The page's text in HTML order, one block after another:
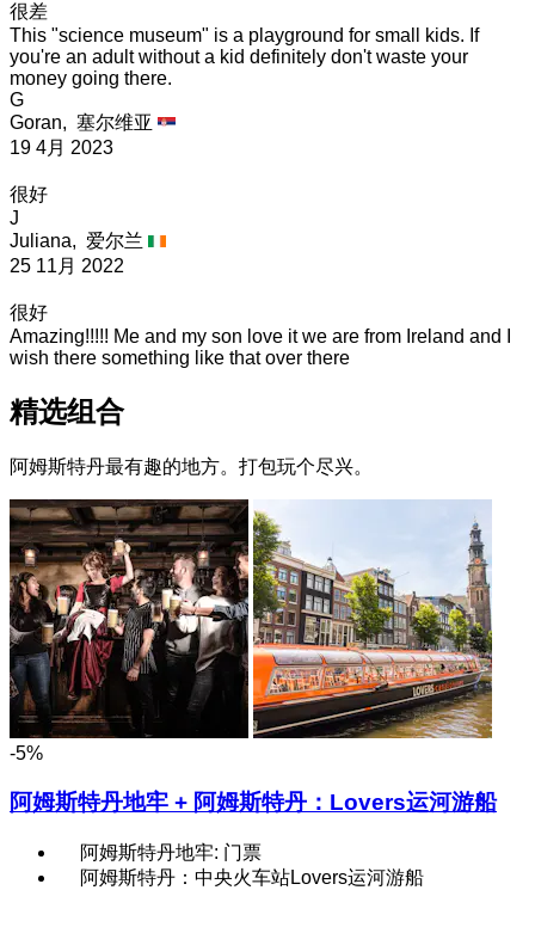
很差
This "science museum" is a playground for small kids. If
you're an adult without a kid definitely don't waste your
money going there.
G
Goran, 塞尔维亚
19 4月 2023
很好
J
Juliana, 爱尔兰
25 11月 2022
很好
Amazing!!!!! Me and my son love it we are from Ireland and I
wish there something like that over there
精选组合
阿姆斯特丹最有趣的地方。打包玩个尽兴。
-5%
阿姆斯特丹地牢 + 阿姆斯特丹：Lovers运河游船
阿姆斯特丹地牢: 门票
阿姆斯特丹：中央火车站Lovers运河游船